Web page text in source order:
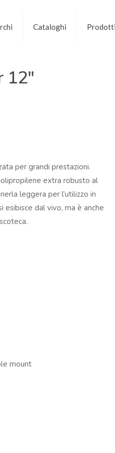
Cataloghi Prodotti
12″
per grandi prestazioni.
extra robusto al
leggera per l’utilizzo in
dal vivo, ma è anche
mount